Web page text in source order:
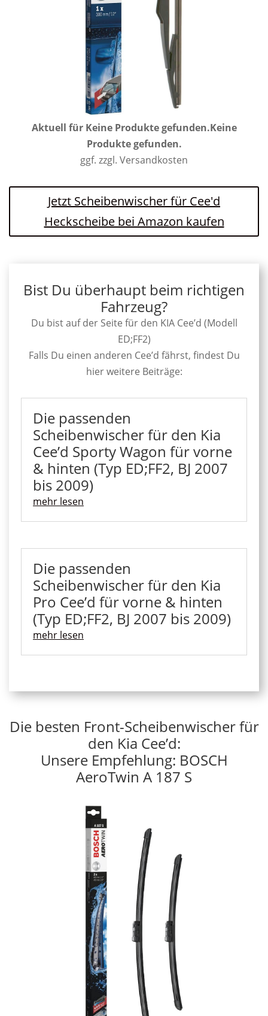
Aktuell für Keine Produkte gefunden.Keine
Produkte gefunden.
ggf. zzgl. Versandkosten
Jetzt Scheibenwischer für Cee'd
Heckscheibe bei Amazon kaufen
Bist Du überhaupt beim richtigen
Fahrzeug?
Du bist auf der Seite für den KIA Cee’d (Modell
ED;FF2)
Falls Du einen anderen Cee’d fährst, findest Du
hier weitere Beiträge:
Die passenden
Scheibenwischer für den Kia
Cee’d Sporty Wagon für vorne
& hinten (Typ ED;FF2, BJ 2007
bis 2009)
mehr lesen
Die passenden
Scheibenwischer für den Kia
Pro Cee’d für vorne & hinten
(Typ ED;FF2, BJ 2007 bis 2009)
mehr lesen
Die besten Front-Scheibenwischer für
den Kia Cee’d:
Unsere Empfehlung: BOSCH
AeroTwin A 187 S